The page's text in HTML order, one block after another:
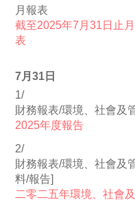
月報表
截至2025年7月31日止
表
7月31日
1/
財務報表/環境、社會及
2025年度報告
2/
財務報表/環境、社會及
料/報告]
二零二五年環境、社會